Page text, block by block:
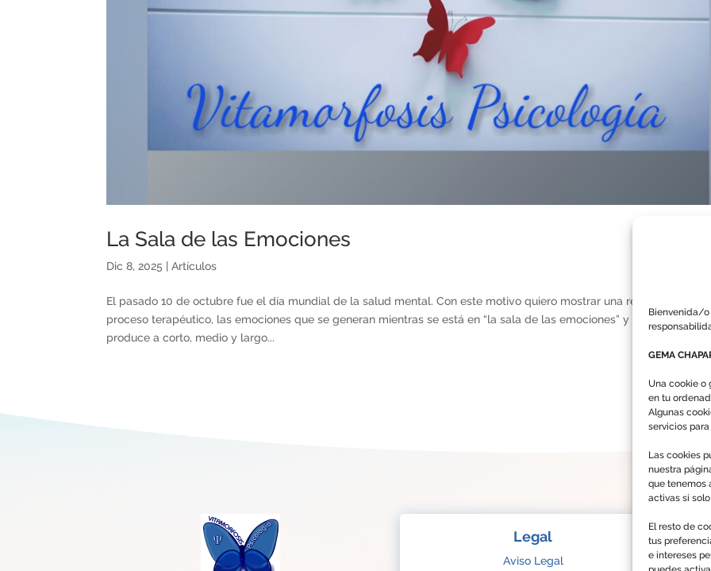
Bienvenida/o
GEMA
Una cookie o
en tu
Algunas
servicios
Las cookies
nuestra
que tenemos
activas si
El resto de
tus
e intereses
La Sala de las Emociones
Dic 8, 2025 |Artículos
El pasado 10 de octubre fue el día mundial de la salud mental. Con este motivo quiero mostrar una reflexión sobre
proceso terapéutico, las emociones que se generan mientras se está en “la sala de las emociones” y los cambios
produce a corto, medio y largo...
Legal
Aviso Legal